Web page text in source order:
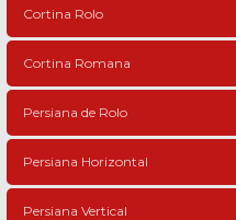
Cortina Rolo
Cortina Romana
Persiana de Rolo
Persiana Horizontal
Persiana Vertical